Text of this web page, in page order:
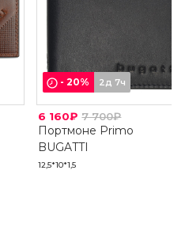
-20% 2д 7ч
6 160₽ 7 700₽
Портмоне Primo
BUGATTI
12,5*10*1,5